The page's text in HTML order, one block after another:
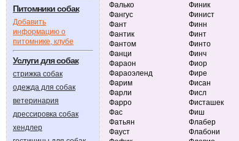
Питомники собак
Добавить
информацию о
питомнике, клубе
Услуги для собак
стрижка собак
одежда для собак
ветеринария
дрессировка собак
хендлер
Фалько
Фангус
Фант
Фантик
Фантом
Фанци
Фараон
Фараоэленд
Фарим
Фарли
Фарро
Фас
Фатьян
Фауст
Финик
Финист
Финн
Финт
Финто
Финч
Фиор
Фире
Фисан
Фисл
Фисташек
Фиш
Флабер
Флабони